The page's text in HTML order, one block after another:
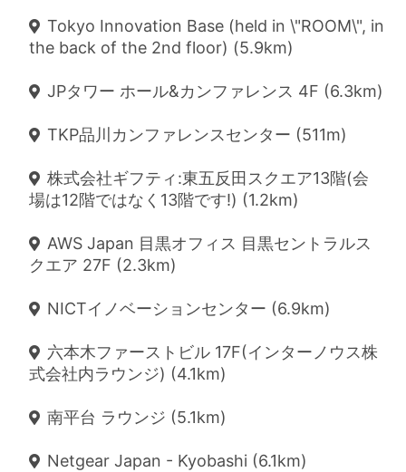
Tokyo Innovation Base (held in \"ROOM\", in
the back of the 2nd floor) (5.9km)
JPタワー ホール&カンファレンス 4F (6.3km)
TKP品川カンファレンスセンター (511m)
株式会社ギフティ:東五反田スクエア13階(会
場は12階ではなく13階です!) (1.2km)
AWS Japan 目黒オフィス 目黒セントラルス
クエア 27F (2.3km)
NICTイノベーションセンター (6.9km)
六本木ファーストビル 17F(インターノウス株
式会社内ラウンジ) (4.1km)
南平台 ラウンジ (5.1km)
Netgear Japan - Kyobashi (6.1km)